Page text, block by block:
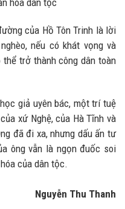
hóa dân tộc
của Hồ Tôn Trinh là lời
nếu có khát vọng và
trở thành công dân toàn
giả uyên bác, một trí tuệ
xứ Nghệ, của Hà Tĩnh và
đã đi xa, nhưng dấu ấn tư
ông vẫn là ngọn đuốc soi
của dân tộc.
Nguyễn Thu Thanh